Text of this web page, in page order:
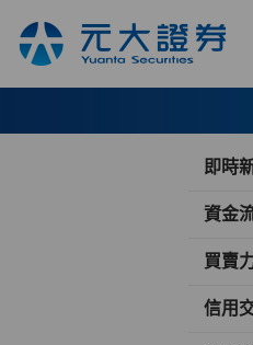
即時
資金
買賣
信用